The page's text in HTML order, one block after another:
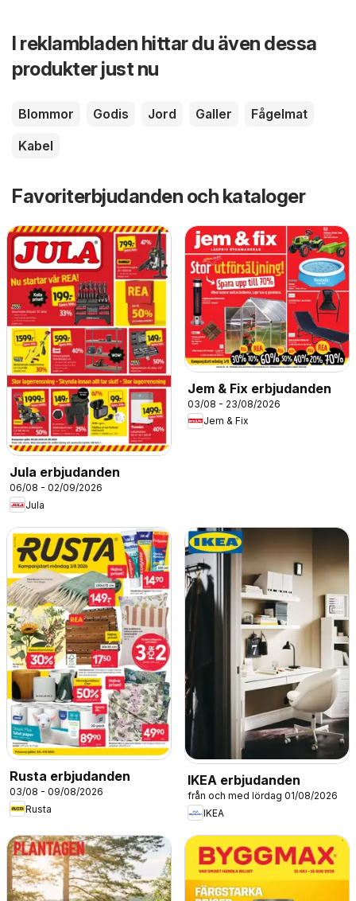
I reklambladen hittar du även dessa
produkter just nu
Blommor Godis Jord Galler
Fågelmat
Kabel
Favoriterbjudanden och kataloger
Jula erbjudanden
06/08 - 02/09/2026
Jula
Jem & Fix erbjudanden
03/08 - 23/08/2026
Jem & Fix
Rusta erbjudanden
03/08 - 09/08/2026
Rusta
IKEA erbjudanden
från och med lördag 01/08/2026
IKEA